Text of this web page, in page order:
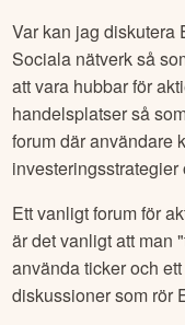
Var kan jag diskutera
Sociala nätverk så
att vara hubbar för
handelsplatser så
forum där användare
Ett vanligt forum för
är det vanligt att man
använda ticker och
diskussioner som rör